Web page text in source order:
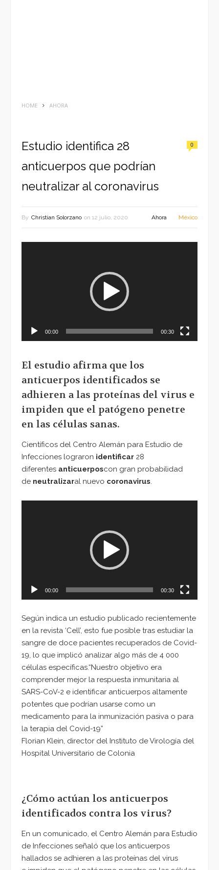
HOME AHORA
Estudio identifica 28
anticuerpos que podrían
neutralizar al coronavirus
0
By Christian Solorzano on 12 julio, 2020 Ahora México
00:00 00:30
El estudio afirma que los
anticuerpos identificados se
adhieren a las proteínas del virus e
impiden que el patógeno penetre
en las células sanas.
Científicos del Centro Alemán para Estudio de
Infecciones lograron identificar 28
diferentes anticuerposcon gran probabilidad
de neutralizaral nuevo coronavirus.
00:00 00:30
Según indica un estudio publicado recientemente
en la revista ‘Cell’, esto fue posible tras estudiar la
sangre de doce pacientes recuperados de Covid-
19, lo que implicó analizar algo más de 4 000
células específicas.“Nuestro objetivo era
comprender mejor la respuesta inmunitaria al
SARS-CoV-2 e identificar anticuerpos altamente
potentes que podrían usarse como un
medicamento para la inmunización pasiva o para
la terapia del Covid-19”
Florian Klein, director del Instituto de Virología del
Hospital Universitario de Colonia
¿Cómo actúan los anticuerpos
identificados contra los virus?
En un comunicado, el Centro Alemán para Estudio
de Infecciones señaló que los anticuerpos
hallados se adhieren a las proteínas del virus